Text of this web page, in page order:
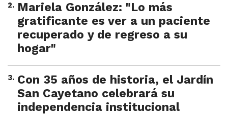
2. Mariela González: "Lo más
gratificante es ver a un paciente
recuperado y de regreso a su
hogar"
3. Con 35 años de historia, el Jardín
San Cayetano celebrará su
independencia institucional